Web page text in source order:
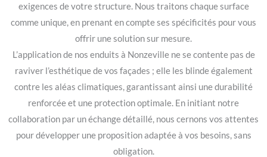
exigences de votre structure. Nous traitons chaque surface
comme unique, en prenant en compte ses spécificités pour vous
offrir une solution sur mesure.
L’application de nos enduits à Nonzeville ne se contente pas de
raviver l’esthétique de vos façades ; elle les blinde également
contre les aléas climatiques, garantissant ainsi une durabilité
renforcée et une protection optimale. En initiant notre
collaboration par un échange détaillé, nous cernons vos attentes
pour développer une proposition adaptée à vos besoins, sans
obligation.